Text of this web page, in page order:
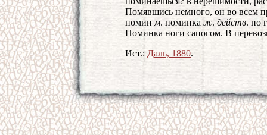
Помявшись немного, он во всем
поминм. поминка ж. действ. по
Поминка ноги сапогом. В
Ист.:Даль, 1880.